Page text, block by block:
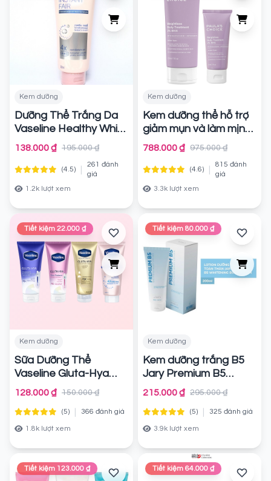
Kem dưỡng
Dưỡng Thể Trắng Da
Vaseline Healthy White
Instant Fair Serum 4X
138.000 ₫ 195.000 ₫
(4.5)
261 đánh
giá
1.2k lượt xem
Kem dưỡng
Kem dưỡng thể hỗ trợ
giảm mụn và làm mịn
da 2% BHA Body
Smoothing Spot
Exfoliant
Chính hãng
788.000 ₫ 975.000 ₫
(4.6)
815 đánh
giá
3.3k lượt xem
Tiết kiệm 22.000 ₫
Kem dưỡng
Sữa Dưỡng Thể
Vaseline Gluta-Hya
Serum Burst Lotion
128.000 ₫ 150.000 ₫
(5) 366 đánh giá
1.8k lượt xem
Tiết kiệm 80.000 ₫
Kem dưỡng
Kem dưỡng trắng B5
Jary Premium B5
Whitening Body Lotion
215.000 ₫ 295.000 ₫
(5) 325 đánh giá
3.9k lượt xem
Tiết kiệm 123.000 ₫ Tiết kiệm 64.000 ₫